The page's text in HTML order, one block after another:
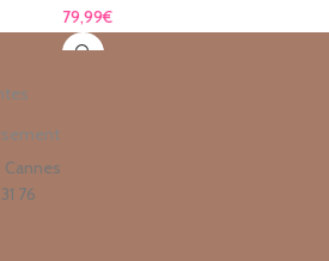
79,99€
76